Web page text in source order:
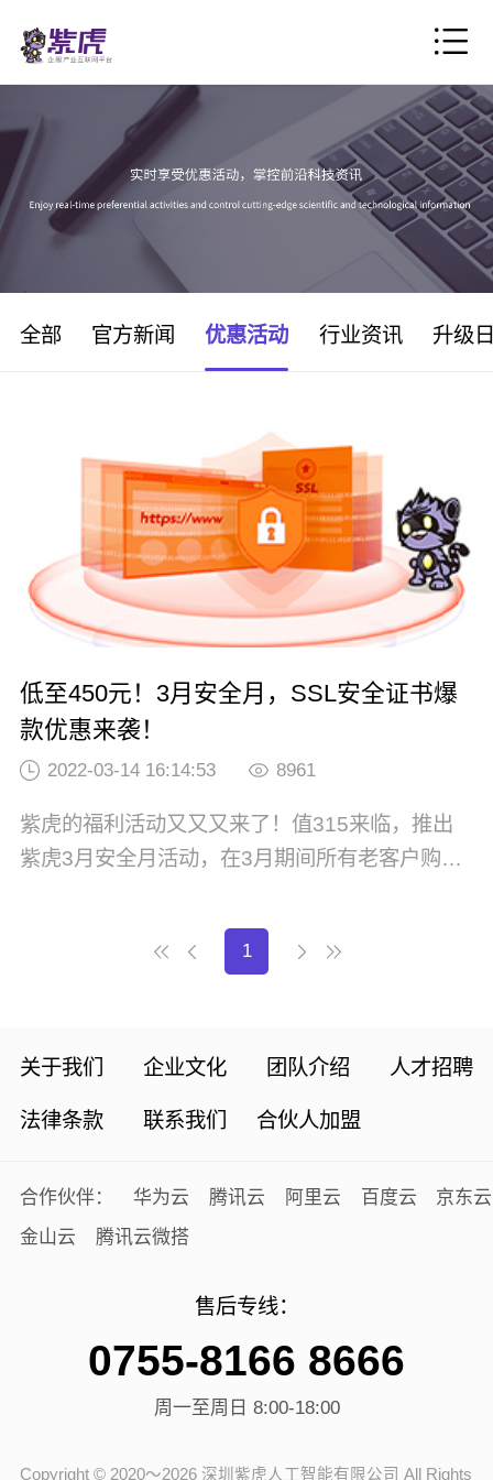
全部 官方新闻 优惠活动 行业资讯 升级
低至450元！3月安全月，SSL安全证书爆
款优惠来袭！
2022-03-14 16:14:53 8961
紫虎的福利活动又又又来了！值315来临，推出
紫虎3月安全月活动，在3月期间所有老客户购买
域名证书，现价 450 元/年。2、DV 多域名证书
（3个），现价 980 元/年。3、DV 通配符域名
1
关于我们 企业文化 团队介绍 人才招聘
法律条款 联系我们 合伙人加盟
合作伙伴： 华为云 腾讯云 阿里云 百度云
京东云
金山云
腾讯云微搭
售后专线：
0755-8166 8666
周一至周日 8:00-18:00
Copyright © 2020～2026 深圳紫虎人工智能有限公司 All Rights